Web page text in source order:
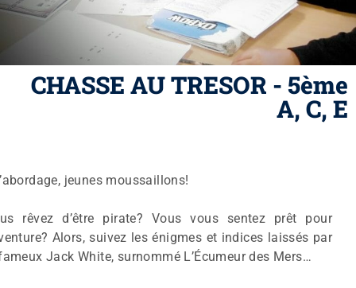
CHASSE AU TRESOR - 5ème
A, C, E
jeunes moussaillons!
rêvez d’être pirate? Vous vous sentez prêt pour
Alors, suivez les énigmes et indices laissés par
Jack White, surnommé L’Écumeur des Mers…